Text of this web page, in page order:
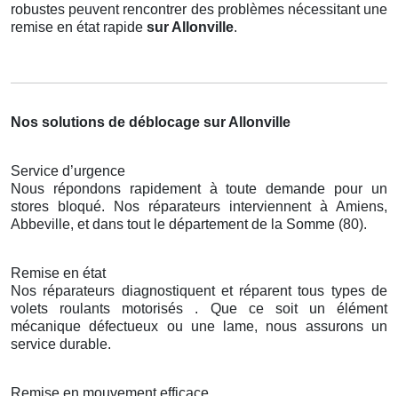
robustes peuvent rencontrer des problèmes nécessitant une
remise en état rapide sur Allonville.
Nos solutions de déblocage sur Allonville
Service d’urgence
Nous répondons rapidement à toute demande pour un
stores bloqué. Nos réparateurs interviennent à Amiens,
Abbeville, et dans tout le département de la Somme (80).
Remise en état
Nos réparateurs diagnostiquent et réparent tous types de
volets roulants motorisés . Que ce soit un élément
mécanique défectueux ou une lame, nous assurons un
service durable.
Remise en mouvement efficace